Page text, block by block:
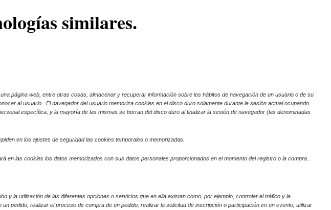
similares.
página web, entre otras cosas, almacenar y recuperar información sobre los hábitos de navegación de un usuario o de su
al usuario.
. El navegador del usuario memoriza cookies en el disco duro solamente durante la sesión actual ocupando
específica, y la mayoría de las mismas se borran del disco duro al finalizar la sesión de navegador (las denominadas
en los ajustes de seguridad las cookies temporales o memorizadas.
las cookies los datos memorizados con sus datos personales proporcionados en el momento del registro o la compra..
y la utilización de las diferentes opciones o servicios que en ella existan como, por ejemplo, controlar el tráfico y la
pedido, realizar el proceso de compra de un pedido, realizar la solicitud de inscripción o participación en un evento, utilizar